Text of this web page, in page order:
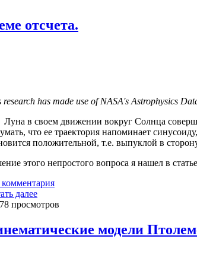
отсчета.
research has made use of NASA's Astrophysics
в своем движении вокруг Солнца
что ее траектория напоминает
положительной, т.е. выпуклой в
этого непростого вопроса я нашел в
комментария
далее
просмотров
модели